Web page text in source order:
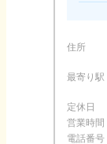
住所
最寄り駅
定休日
営業時間
電話番号